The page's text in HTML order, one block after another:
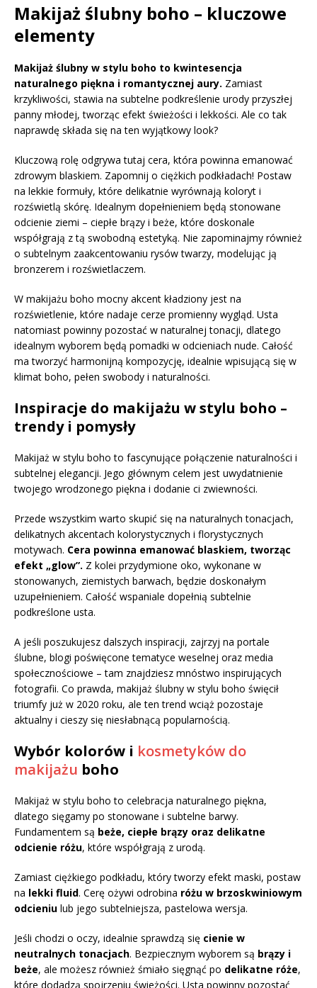
Makijaż ślubny boho – kluczowe
elementy
Makijaż ślubny w stylu boho to kwintesencja
naturalnego piękna i romantycznej aury. Zamiast
krzykliwości, stawia na subtelne podkreślenie urody przyszłej
panny młodej, tworząc efekt świeżości i lekkości. Ale co tak
naprawdę składa się na ten wyjątkowy look?
Kluczową rolę odgrywa tutaj cera, która powinna emanować
zdrowym blaskiem. Zapomnij o ciężkich podkładach! Postaw
na lekkie formuły, które delikatnie wyrównają koloryt i
rozświetlą skórę. Idealnym dopełnieniem będą stonowane
odcienie ziemi – ciepłe brązy i beże, które doskonale
współgrają z tą swobodną estetyką. Nie zapominajmy również
o subtelnym zaakcentowaniu rysów twarzy, modelując ją
bronzerem i rozświetlaczem.
W makijażu boho mocny akcent kładziony jest na
rozświetlenie, które nadaje cerze promienny wygląd. Usta
natomiast powinny pozostać w naturalnej tonacji, dlatego
idealnym wyborem będą pomadki w odcieniach nude. Całość
ma tworzyć harmonijną kompozycję, idealnie wpisującą się w
klimat boho, pełen swobody i naturalności.
Inspiracje do makijażu w stylu boho –
trendy i pomysły
Makijaż w stylu boho to fascynujące połączenie naturalności i
subtelnej elegancji. Jego głównym celem jest uwydatnienie
twojego wrodzonego piękna i dodanie ci zwiewności.
Przede wszystkim warto skupić się na naturalnych tonacjach,
delikatnych akcentach kolorystycznych i florystycznych
motywach. Cera powinna emanować blaskiem, tworząc
efekt „glow”. Z kolei przydymione oko, wykonane w
stonowanych, ziemistych barwach, będzie doskonałym
uzupełnieniem. Całość wspaniale dopełnią subtelnie
podkreślone usta.
A jeśli poszukujesz dalszych inspiracji, zajrzyj na portale
ślubne, blogi poświęcone tematyce weselnej oraz media
społecznościowe – tam znajdziesz mnóstwo inspirujących
fotografii. Co prawda, makijaż ślubny w stylu boho święcił
triumfy już w 2020 roku, ale ten trend wciąż pozostaje
aktualny i cieszy się niesłabnącą popularnością.
Wybór kolorów i kosmetyków do
makijażu boho
Makijaż w stylu boho to celebracja naturalnego piękna,
dlatego sięgamy po stonowane i subtelne barwy.
Fundamentem są beże, ciepłe brązy oraz delikatne
odcienie różu, które współgrają z urodą.
Zamiast ciężkiego podkładu, który tworzy efekt maski, postaw
na lekki fluid. Cerę ożywi odrobina różu w brzoskwiniowym
odcieniu lub jego subtelniejsza, pastelowa wersja.
Jeśli chodzi o oczy, idealnie sprawdzą się cienie w
neutralnych tonacjach. Bezpiecznym wyborem są brązy i
beże, ale możesz również śmiało sięgnąć po delikatne róże,
które dodadzą spojrzeniu świeżości. Usta powinny pozostać